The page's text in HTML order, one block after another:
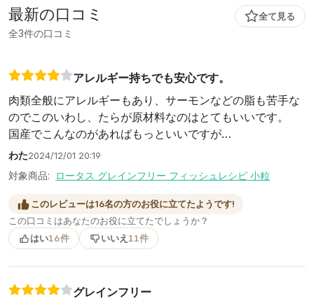
最新の口コミ
全3件の口コミ
全て見る
アレルギー持ちでも安心です。
肉類全般にアレルギーもあり、サーモンなどの脂も苦手な
のでこのいわし、たらが原材料なのはとてもいいです。
国産でこんなのがあればもっといいですが…
わた2024/12/01 20:19
対象商品: ロータス グレインフリー フィッシュレシピ 小粒
このレビューは16名の方のお役に立てたようです!
この口コミはあなたのお役に立てたでしょうか？
はい16件 いいえ 11件
グレインフリー